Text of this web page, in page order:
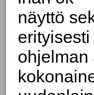
näyttö
erityisesti
ohjelman